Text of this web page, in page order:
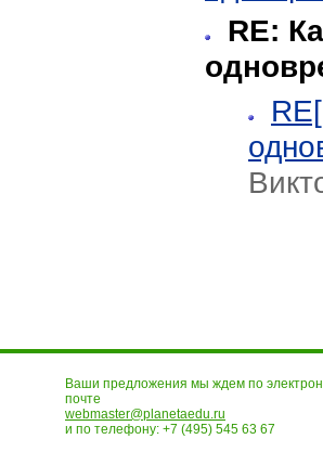
RE:
Ваши предложения мы ждем по
почте
webmaster@planetaedu.ru
и по телефону: +7 (495) 545 63 67